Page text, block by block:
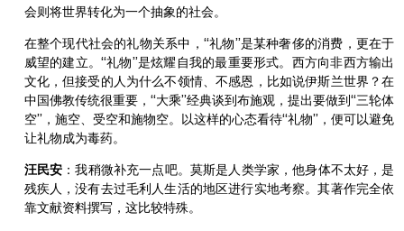
会则将世界转化为一个抽象的社会。
在整个现代社会的礼物关系中，“礼物”是某种奢侈的消费，更在于
威望的建立。“礼物”是炫耀自我的最重要形式。西方向非西方输出
文化，但接受的人为什么不领情、不感恩，比如说伊斯兰世界？在
中国佛教传统很重要，“大乘”经典谈到布施观，提出要做到“三轮体
空”，施空、受空和施物空。以这样的心态看待“礼物”，便可以避免
让礼物成为毒药。
汪民安 ：我稍微补充一点吧。莫斯是人类学家，他身体不太好，是
残疾人，没有去过毛利人生活的地区进行实地考察。其著作完全依
靠文献资料撰写，这比较特殊。